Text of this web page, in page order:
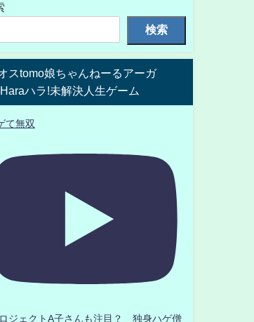
検索
スtomo娘ちゃんねーるアーガ
ハラ!未解決人生ゲーム
て無双
ジェクトA子さんも注目？ 独身ハゲ僧